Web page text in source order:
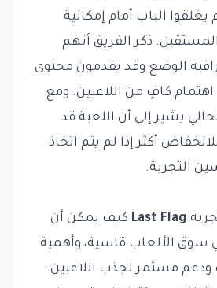
يغلقوا الباب أمام إمكانية
ذكر الفريق أنهم
الوضع وقد يقدمون محتوى
اهتمام كافٍ من اللاعبين. ومع
يشير إلى أن اللعبة قد
أكثر إذا لم يتم اتخاذ
التجربة.
Last Flag كيف يمكن أن
سوق الألعاب قاسية، وأهمية
ودعم مستمر لجذب اللاعبين.